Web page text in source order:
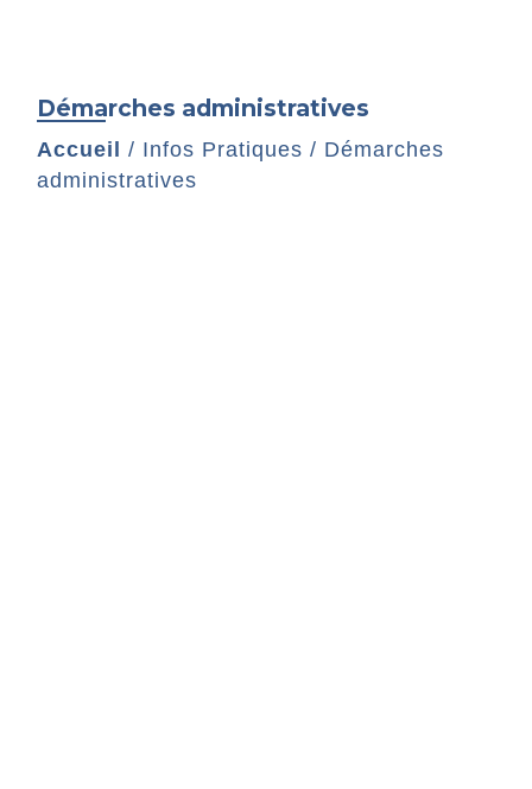
Démarches administratives
Accueil / Infos Pratiques / Démarches
administratives